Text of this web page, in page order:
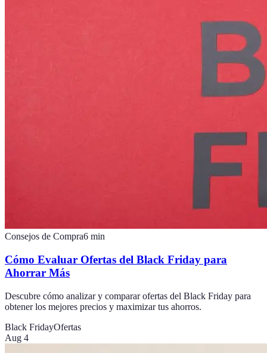
Consejos de Compra6 min
Cómo Evaluar Ofertas del Black Friday para
Ahorrar Más
Descubre cómo analizar y comparar ofertas del Black Friday para
obtener los mejores precios y maximizar tus ahorros.
Black FridayOfertas
Aug 4